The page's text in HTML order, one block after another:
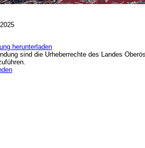
herunterladen
sind die Urheberrechte des Landes